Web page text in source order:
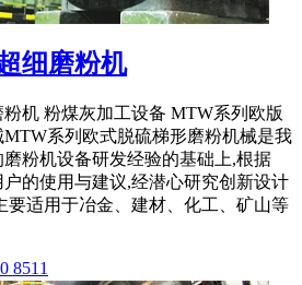
细磨粉机
机 粉煤灰加工设备 MTW系列欧版
系列欧式脱硫梯形磨粉机械是我
粉机设备研发经验的基础上,根据
户的使用与建议,经潜心研究创新设计
要适用于冶金、建材、化工、矿山等
8511